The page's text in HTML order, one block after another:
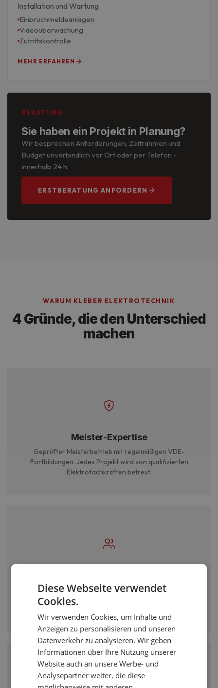
Installation und Wartung.
Einbruchmeldeanlagen
Videoüberwachung
Zutrittskontrolle
MEHR ERFAHREN
BERATUNG
Sie haben ein Projekt in Planung?
Wir besprechen Anforderungen, Zeitrahmen und
Budget unverbindlich vor Ort oder per Telefon -
innerhalb 24 h.
ERSTBERATUNG ANFORDERN
WARUM KLEBER ELEKTROTECHNIK
4 Gründe, die den Unterschied
machen
Meister-Expertise
Geprüfter Meisterbetrieb mit regelmäßigen VDE-
Fortbildungen. Jedes Projekt wird von qualifizierten
Elektrofachkräften betreut.
Sie sprechen direkt mit Ihrem persönlichen Projektleiter -
keine Callcenter, keine Warteschleifen. Beratung auf
Diese Webseite verwendet
Cookies.
Wir verwenden Cookies, um Inhalte und
Anzeigen zu personalisieren und unseren
Datenverkehr zu analysieren. Wir geben
Informationen über Ihre Nutzung unserer
Website auch an unsere Werbe- und
Analysepartner weiter, die diese